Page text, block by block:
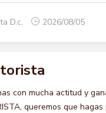
D.c. 2026/08/05
con mucha actitud y
queremos que